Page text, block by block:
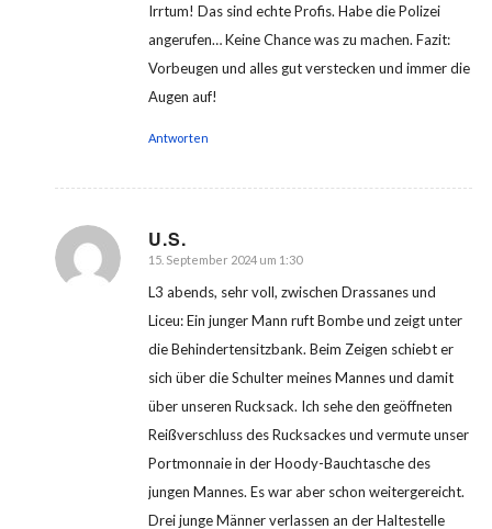
Irrtum! Das sind echte Profis. Habe die Polizei
angerufen… Keine Chance was zu machen. Fazit:
Vorbeugen und alles gut verstecken und immer die
Augen auf!
Antworten
U.S.
sagte:
15. September 2024 um 1:30
L3 abends, sehr voll, zwischen Drassanes und
Liceu: Ein junger Mann ruft Bombe und zeigt unter
die Behindertensitzbank. Beim Zeigen schiebt er
sich über die Schulter meines Mannes und damit
über unseren Rucksack. Ich sehe den geöffneten
Reißverschluss des Rucksackes und vermute unser
Portmonnaie in der Hoody-Bauchtasche des
jungen Mannes. Es war aber schon weitergereicht.
Drei junge Männer verlassen an der Haltestelle